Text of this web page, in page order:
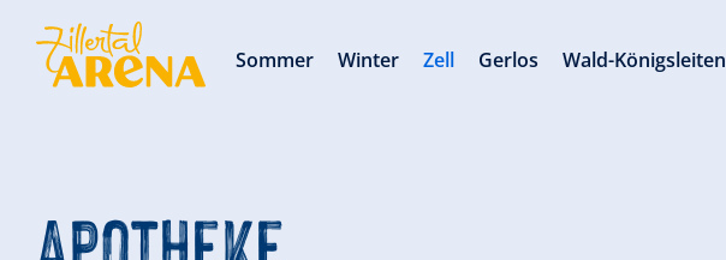
Sommer Winter Zell Gerlos Wald-Königsleiten